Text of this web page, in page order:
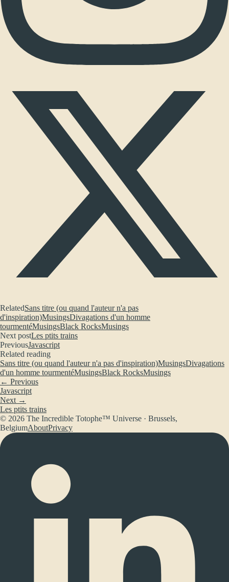
RelatedSans titre (ou quand l'auteur n'a pas
d'inspiration)MusingsDivagations d'un homme
tourmentéMusingsBlack RocksMusings
Next postLes ptits trains
PreviousJavascript
Related reading
Sans titre (ou quand l'auteur n'a pas d'inspiration)MusingsDivagations
d'un homme tourmentéMusingsBlack RocksMusings
← Previous
Javascript
Next →
Les ptits trains
© 2026 The Incredible Totophe™ Universe · Brussels,
BelgiumAboutPrivacy